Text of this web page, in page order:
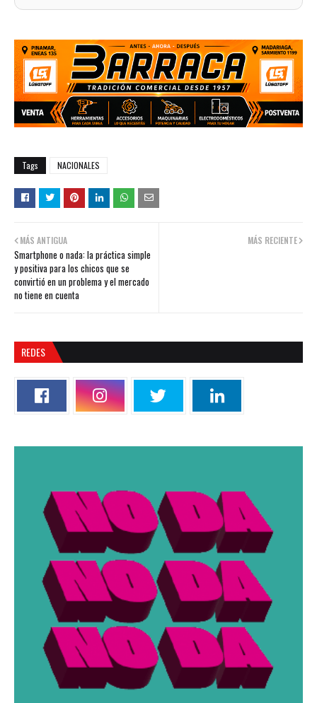
Tags NACIONALES
MÁS RECIENTE
MÁS ANTIGUA
Smartphone o nada: la práctica simple
y positiva para los chicos que se
convirtió en un problema y el mercado
no tiene en cuenta
REDES